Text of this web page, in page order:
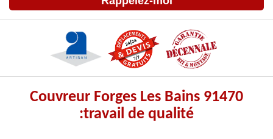
Couvreur Forges Les Bains 91470
:travail de qualité